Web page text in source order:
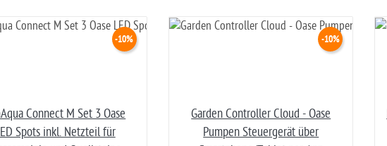
Connect M Set 3 Oase
Spots inkl. Netzteil für
-10%
Garden Controller Cloud - Oase
Pumpen Steuergerät über
-10%